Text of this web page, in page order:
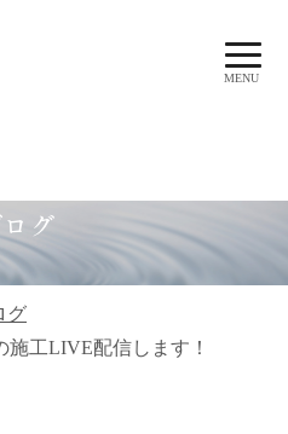
MENU
グ
グ
工LIVE配信します！